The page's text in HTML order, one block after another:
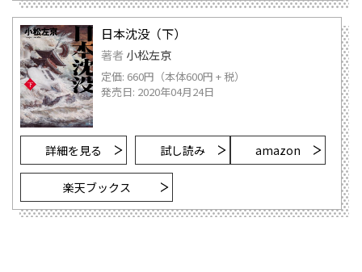
日本沈没（下）
著者 小松左京
定価: 660円（本体600円 + 税）
発売日: 2020年04月24日
詳細を見る 試し読み amazon
楽天ブックス